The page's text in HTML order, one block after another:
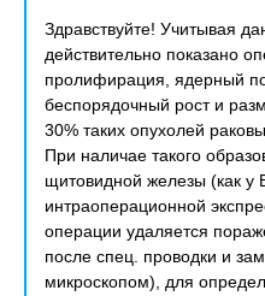
Здравствуйте! Учитывая
действительно показано
пролифирация, ядерный
беспорядочный рост и
30% таких опухолей
При наличае такого
щитовидной железы (как у
интраоперационной
операции удаляется
после спец. проводки и
микроскопом), для